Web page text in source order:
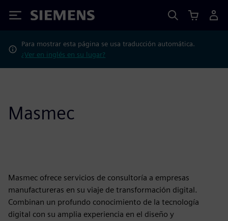
Siemens
Para mostrar esta página se usa traducción automática.
¿Ver en inglés en su lugar?
Masmec
Masmec ofrece servicios de consultoría a empresas
manufactureras en su viaje de transformación digital.
Combinan un profundo conocimiento de la tecnología
digital con su amplia experiencia en el diseño y